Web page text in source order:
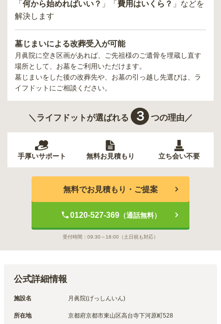
「 何から始めればいい？ 」「 費用はいくら？ 」などを
解決します
墓じまいによる改葬受入が可能
月眞院に空き区画があれば、ご先祖様のご遺骨を埋蔵し直す
場所として、お墓をご利用いただけます。
墓じまいをした後の改葬先や、お墓の引っ越し先選びは、ラ
イフドットにご相談ください。
＼ライフドットが選ばれる ３ つの理由／
手厚いサポート 無料お見積もり 立ち会い不要
無料でお見積もり・ご提案
0120-527-369（通話無料）
受付時間： 09:30～18:00 （土日祝も対応）
公式詳細情報
施設名 月眞院(げっしんいん)
所在地 京都府京都市東山区高台寺下河原町528